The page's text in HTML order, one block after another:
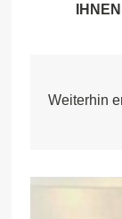
Weiterhin